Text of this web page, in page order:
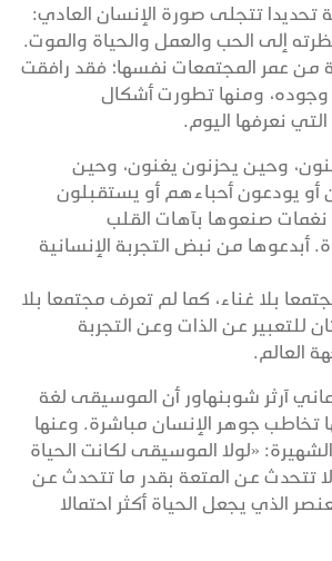
تحديدا تتجلى صورة الإنسان العادي:
إلى الحب والعمل والحياة والموت.
من عمر المجتمعات نفسها؛ فقد رافقت
وجوده، ومنها تطورت أشكال
نعرفها اليوم.
وحين يحزنون يغنون، وحين
أو يودعون أحباءهم أو يستقبلون
نغمات صنعوها بآهات القلب
أبدعوها من نبض التجربة الإنسانية
بلا غناء، كما لم تعرف مجتمعا بلا
للتعبير عن الذات وعن التجربة
العالم.
آرثر شوبنهاور أن الموسيقى لغة
تخاطب جوهر الإنسان مباشرة. وعنها
«لولا الموسيقى لكانت الحياة
تتحدث عن المتعة بقدر ما تتحدث عن
الذي يجعل الحياة أكثر احتمالا